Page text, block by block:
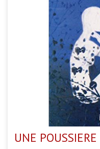
UNE POUSSIERE